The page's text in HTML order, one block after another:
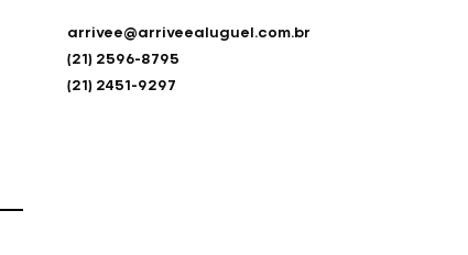
arrivee@arriveealuguel.com.br
(21) 2596-8795
(21) 2451-9297